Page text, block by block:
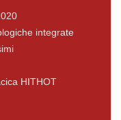
integrate
HITHOT